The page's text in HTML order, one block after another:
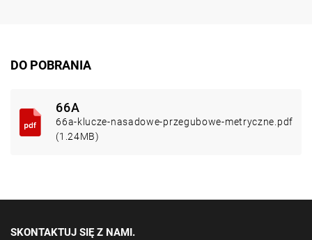
DO POBRANIA
66A
66a-klucze-nasadowe-przegubowe-metryczne.pdf
(1.24MB)
SKONTAKTUJ SIĘ Z NAMI.